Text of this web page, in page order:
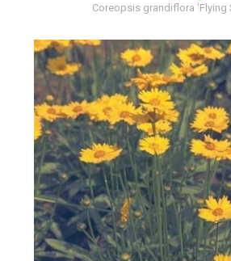
Coreopsis grandiflora 'Flying